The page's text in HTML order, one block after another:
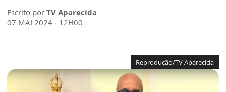
Escrito por TV Aparecida
07 MAI 2024 - 12H00
Reprodução/TV Aparecida